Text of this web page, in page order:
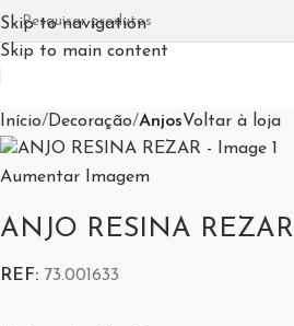
Skip to navigation
Skip to main content
Início Decoração AnjosVoltar à loja
Aumentar Imagem
ANJO RESINA REZAR
REF: 73.001633